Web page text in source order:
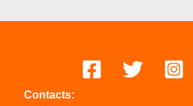
Contacts: